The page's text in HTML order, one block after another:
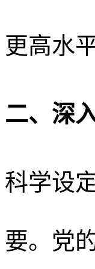
更高水
二、深
科学设
要。党